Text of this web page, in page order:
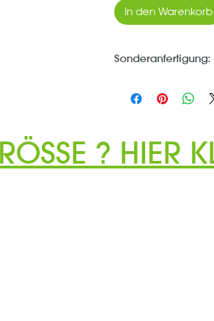
In den Warenkorb
Sonderanfertigung:
Dich bestellt und
? HIER